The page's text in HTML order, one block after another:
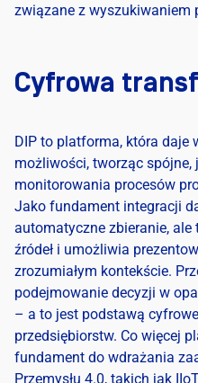
związane z wyszukiwaniem
Cyfrowa
DIP to platforma, która daje
możliwości, tworząc
monitorowania procesów
Jako fundament integracji
automatyczne zbieranie, ale
źródeł i umożliwia
zrozumiałym kontekście.
podejmowanie decyzji w
– a to jest podstawą
przedsiębiorstw. Co więcej
fundament do wdrażania
Przemysłu 4.0, takich jak